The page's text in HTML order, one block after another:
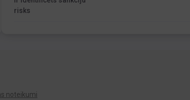
risks
noteikumi